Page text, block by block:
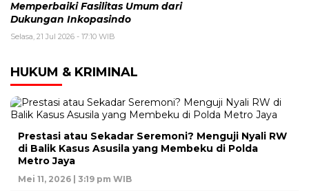
Memperbaiki Fasilitas Umum dari
Dukungan Inkopasindo
Selasa, 21 Jul 2026 - 17:10 WIB
HUKUM & KRIMINAL
Prestasi atau Sekadar Seremoni? Menguji Nyali RW
di Balik Kasus Asusila yang Membeku di Polda
Metro Jaya
Mei 11, 2026 | 3:19 pm WIB